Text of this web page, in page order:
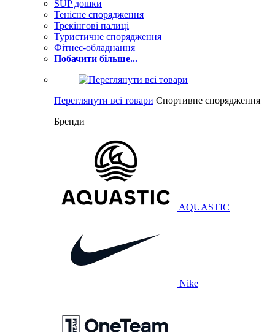
SUP дошки
Тенісне спорядження
Трекінгові палиці
Туристичне спорядження
Фітнес-обладнання
Побачити більше...
Переглянути всі товари Спортивне спорядження
Бренди
AQUASTIC
Nike